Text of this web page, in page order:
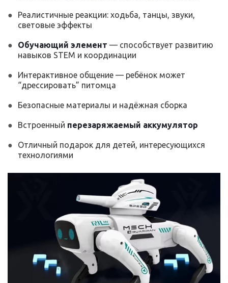
Реалистичные реакции: ходьба, танцы, звуки,
световые эффекты
Обучающий элемент — способствует развитию
навыков STEM и координации
Интерактивное общение — ребёнок может
“дрессировать” питомца
Безопасные материалы и надёжная сборка
Встроенный перезаряжаемый аккумулятор
Отличный подарок для детей, интересующихся
технологиями